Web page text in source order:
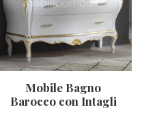
Mobile Bagno
Barocco con Intagli